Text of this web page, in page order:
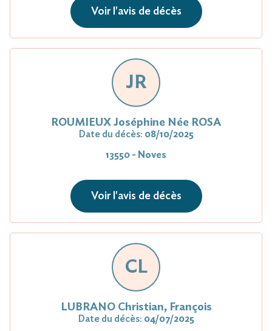
Voir l'avis de décès
JR
ROUMIEUX Joséphine Née ROSA
Date du décès: 08/10/2025
13550 - Noves
Voir l'avis de décès
CL
LUBRANO Christian, François
Date du décès: 04/07/2025